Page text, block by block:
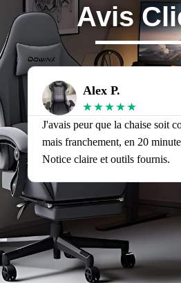
Avis
Alex P.
★ ★ ★ ★ ★
J'avais peur que la chaise soit
mais franchement, en 20
Notice claire et outils fournis.